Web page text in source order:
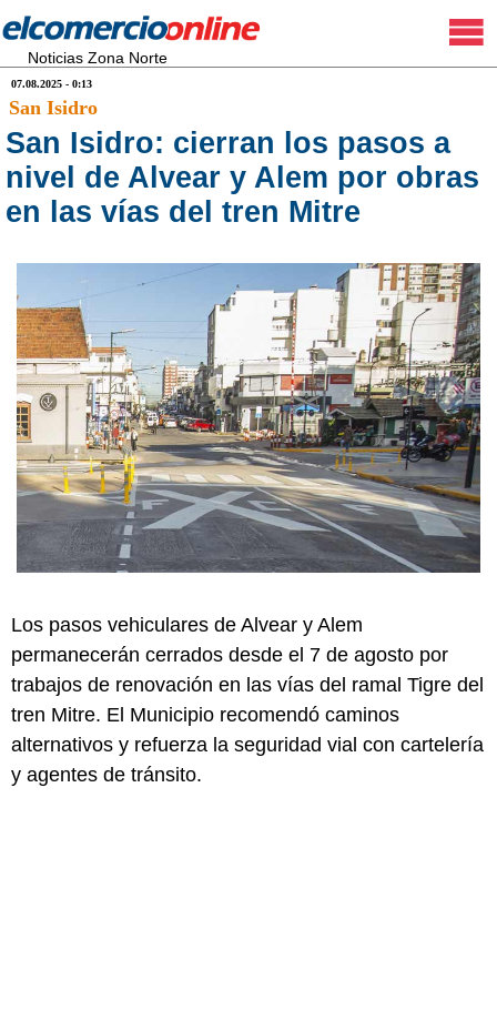
Noticias Zona Norte
07.08.2025 - 0:13
San Isidro
San Isidro: cierran los pasos a
nivel de Alvear y Alem por obras
en las vías del tren Mitre
Los pasos vehiculares de Alvear y Alem
permanecerán cerrados desde el 7 de agosto por
trabajos de renovación en las vías del ramal Tigre del
tren Mitre. El Municipio recomendó caminos
alternativos y refuerza la seguridad vial con cartelería
y agentes de tránsito.